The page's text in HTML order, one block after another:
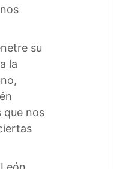
su
la
que nos